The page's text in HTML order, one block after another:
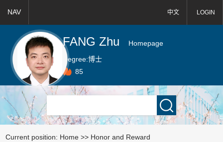
中文 LOGIN
NAV
FANG Zhu
Homepage
Degree:博士
85
Current position: Home >> Honor and Reward